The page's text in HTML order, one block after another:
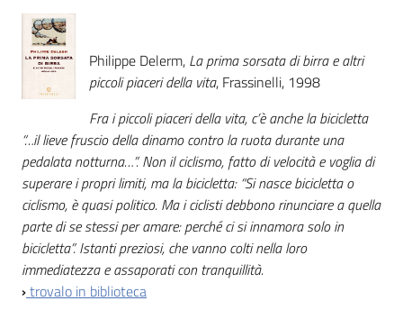
Philippe Delerm, La prima sorsata di birra e altri
piccoli piaceri della vita, Frassinelli, 1998
Fra i piccoli piaceri della vita, c’è anche la bicicletta
“…il lieve fruscio della dinamo contro la ruota durante una
pedalata notturna…”. Non il ciclismo, fatto di velocità e voglia di
superare i propri limiti, ma la bicicletta: “Si nasce bicicletta o
ciclismo, è quasi politico. Ma i ciclisti debbono rinunciare a quella
parte di se stessi per amare: perché ci si innamora solo in
bicicletta”. Istanti preziosi, che vanno colti nella loro
immediatezza e assaporati con tranquillità.
›trovalo in biblioteca